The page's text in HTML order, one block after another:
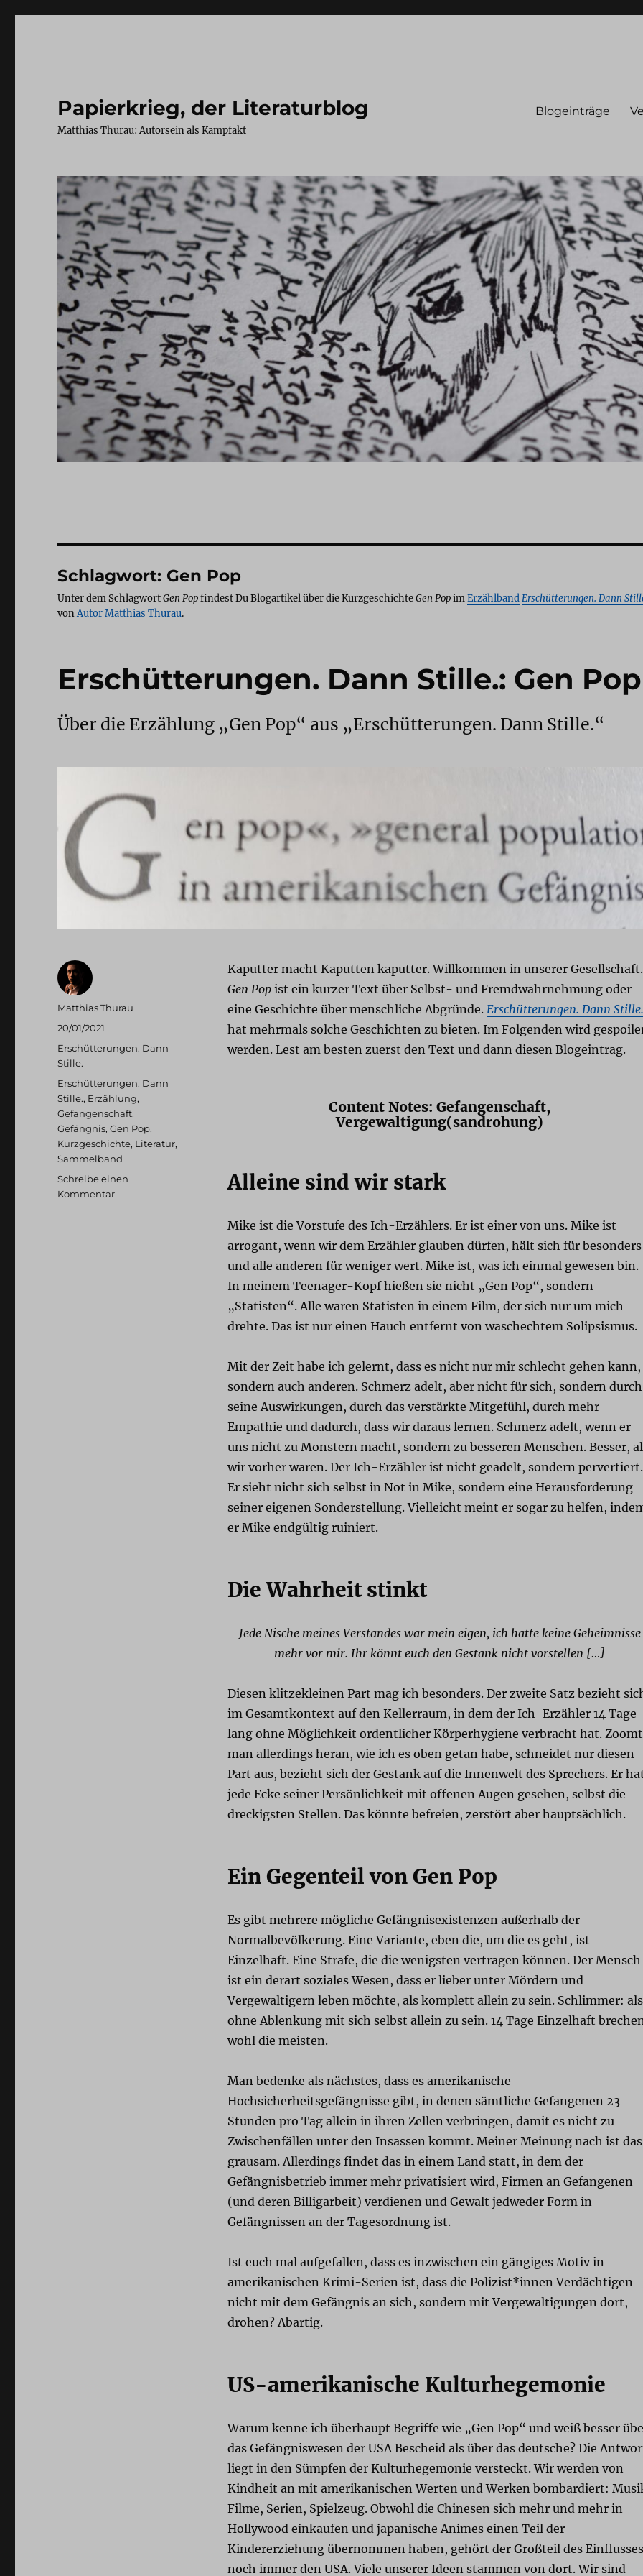
Papierkrieg, der Literaturblog
Matthias Thurau: Autorsein als Kampfakt
Blogeinträge
Schlagwort: Gen Pop
Unter dem SchlagwortGen Popfindest Du Blogartikel über die KurzgeschichteGen PopimErzählbandErschütterungen. Dann
vonAutorMatthias Thurau.
Erschütterungen. Dann Stille.: Gen Pop
Über die Erzählung „Gen Pop“ aus „Erschütterungen. Dann Stille.“
Kaputter macht Kaputten kaputter. Willkommen in unserer Gesellschaft.
Gen Popist ein kurzer Text über Selbst- und Fremdwahrnehmung oder
eine Geschichte über menschliche Abgründe. Erschütterungen. Dann Stille.
hat mehrmals solche Geschichten zu bieten. Im Folgenden wird
werden. Lest am besten zuerst den Text und dann diesen Blogeintrag.
Content Notes: Gefangenschaft,
Vergewaltigung(sandrohung)
Alleine sind wir stark
Mike ist die Vorstufe des Ich-Erzählers. Er ist einer von uns. Mike ist
arrogant, wenn wir dem Erzähler glauben dürfen, hält sich für besonders
und alle anderen für weniger wert. Mike ist, was ich einmal gewesen bin.
In meinem Teenager-Kopf hießen sie nicht „Gen Pop“, sondern
„Statisten“. Alle waren Statisten in einem Film, der sich nur um mich
drehte. Das ist nur einen Hauch entfernt von waschechtem Solipsismus.
Mit der Zeit habe ich gelernt, dass es nicht nur mir schlecht gehen kann,
sondern auch anderen. Schmerz adelt, aber nicht für sich, sondern durch
seine Auswirkungen, durch das verstärkte Mitgefühl, durch mehr
Empathie und dadurch, dass wir daraus lernen. Schmerz adelt, wenn er
uns nicht zu Monstern macht, sondern zu besseren Menschen. Besser,
wir vorher waren. Der Ich-Erzähler ist nicht geadelt, sondern pervertiert.
Er sieht nicht sich selbst in Not in Mike, sondern eine Herausforderung
seiner eigenen Sonderstellung. Vielleicht meint er sogar zu helfen,
er Mike endgültig ruiniert.
Die Wahrheit stinkt
Jede Nische meines Verstandes war mein eigen, ich hatte keine Geheimnisse
mehr vor mir. Ihr könnt euch den Gestank nicht vorstellen […]
Diesen klitzekleinen Part mag ich besonders. Der zweite Satz bezieht
im Gesamtkontext auf den Kellerraum, in dem der Ich-Erzähler 14 Tage
lang ohne Möglichkeit ordentlicher Körperhygiene verbracht hat. Zoomt
man allerdings heran, wie ich es oben getan habe, schneidet nur diesen
Part aus, bezieht sich der Gestank auf die Innenwelt des Sprechers. Er
jede Ecke seiner Persönlichkeit mit offenen Augen gesehen, selbst die
dreckigsten Stellen. Das könnte befreien, zerstört aber hauptsächlich.
Ein Gegenteil von Gen Pop
Es gibt mehrere mögliche Gefängnisexistenzen außerhalb der
Normalbevölkerung. Eine Variante, eben die, um die es geht, ist
Einzelhaft. Eine Strafe, die die wenigsten vertragen können. Der Mensch
ist ein derart soziales Wesen, dass er lieber unter Mördern und
Vergewaltigern leben möchte, als komplett allein zu sein. Schlimmer: als
ohne Ablenkung mit sich selbst allein zu sein. 14 Tage Einzelhaft
wohl die meisten.
Man bedenke als nächstes, dass es amerikanische
Hochsicherheitsgefängnisse gibt, in denen sämtliche Gefangenen 23
Stunden pro Tag allein in ihren Zellen verbringen, damit es nicht zu
Zwischenfällen unter den Insassen kommt. Meiner Meinung nach ist das
grausam. Allerdings findet das in einem Land statt, in dem der
Gefängnisbetrieb immer mehr privatisiert wird, Firmen an Gefangenen
(und deren Billigarbeit) verdienen und Gewalt jedweder Form in
Gefängnissen an der Tagesordnung ist.
Ist euch mal aufgefallen, dass es inzwischen ein gängiges Motiv in
amerikanischen Krimi-Serien ist, dass die Polizist*innen Verdächtigen
nicht mit dem Gefängnis an sich, sondern mit Vergewaltigungen dort,
drohen? Abartig.
US-amerikanische Kulturhegemonie
Warum kenne ich überhaupt Begriffe wie „Gen Pop“ und weiß besser
das Gefängniswesen der USA Bescheid als über das deutsche? Die
liegt in den Sümpfen der Kulturhegemonie versteckt. Wir werden von
Kindheit an mit amerikanischen Werten und Werken bombardiert:
Filme, Serien, Spielzeug. Obwohl die Chinesen sich mehr und mehr in
Hollywood einkaufen und japanische Animes einen Teil der
Kindererziehung übernommen haben, gehört der Großteil des Einflusses
noch immer den USA. Viele unserer Ideen stammen von dort. Wir sind
Autor
Matthias Thurau
Veröffentlicht
am
20/01/2021
Kategorien
Erschütterungen. Dann
Stille.
Schlagwörter
Erschütterungen. Dann
Stille., Erzählung,
Gefangenschaft,
Gefängnis,Gen Pop,
Kurzgeschichte, Literatur,
Sammelband
Schreibe einen
Kommentarzu